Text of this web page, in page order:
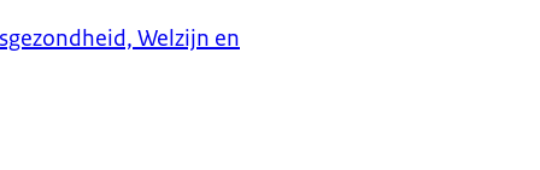
Welzijn en